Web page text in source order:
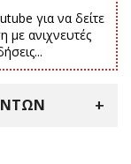
για να δείτε
με ανιχνευτές